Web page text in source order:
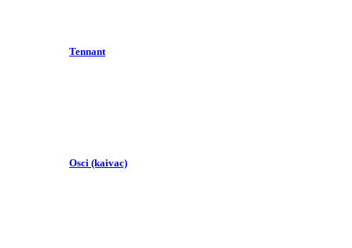
Tennant
Osci (kaivac)